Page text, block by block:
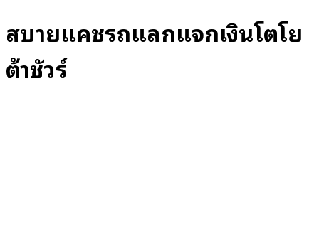
สบายแคชรถแลกแจกเงินโตโย
ต้าชัวร์